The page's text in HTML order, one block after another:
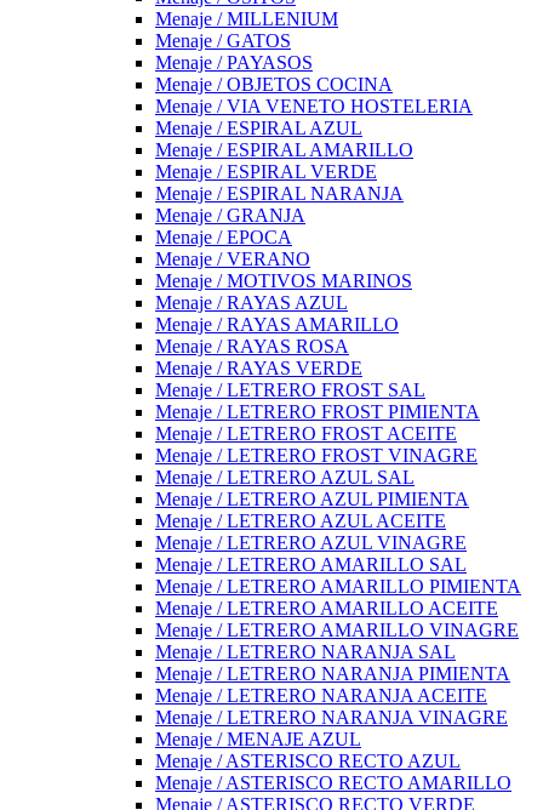
Menaje / MILLENIUM
Menaje / GATOS
Menaje / PAYASOS
Menaje / OBJETOS COCINA
Menaje / VIA VENETO HOSTELERIA
Menaje / ESPIRAL AZUL
Menaje / ESPIRAL AMARILLO
Menaje / ESPIRAL VERDE
Menaje / ESPIRAL NARANJA
Menaje / GRANJA
Menaje / EPOCA
Menaje / VERANO
Menaje / MOTIVOS MARINOS
Menaje / RAYAS AZUL
Menaje / RAYAS AMARILLO
Menaje / RAYAS ROSA
Menaje / RAYAS VERDE
Menaje / LETRERO FROST SAL
Menaje / LETRERO FROST PIMIENTA
Menaje / LETRERO FROST ACEITE
Menaje / LETRERO FROST VINAGRE
Menaje / LETRERO AZUL SAL
Menaje / LETRERO AZUL PIMIENTA
Menaje / LETRERO AZUL ACEITE
Menaje / LETRERO AZUL VINAGRE
Menaje / LETRERO AMARILLO SAL
Menaje / LETRERO AMARILLO PIMIENTA
Menaje / LETRERO AMARILLO ACEITE
Menaje / LETRERO AMARILLO VINAGRE
Menaje / LETRERO NARANJA SAL
Menaje / LETRERO NARANJA PIMIENTA
Menaje / LETRERO NARANJA ACEITE
Menaje / LETRERO NARANJA VINAGRE
Menaje / MENAJE AZUL
Menaje / ASTERISCO RECTO AZUL
Menaje / ASTERISCO RECTO AMARILLO
Menaje / ASTERISCO RECTO VERDE